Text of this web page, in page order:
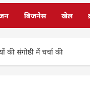
बिजनेस खेल
की संगोष्ठी में चर्चा की